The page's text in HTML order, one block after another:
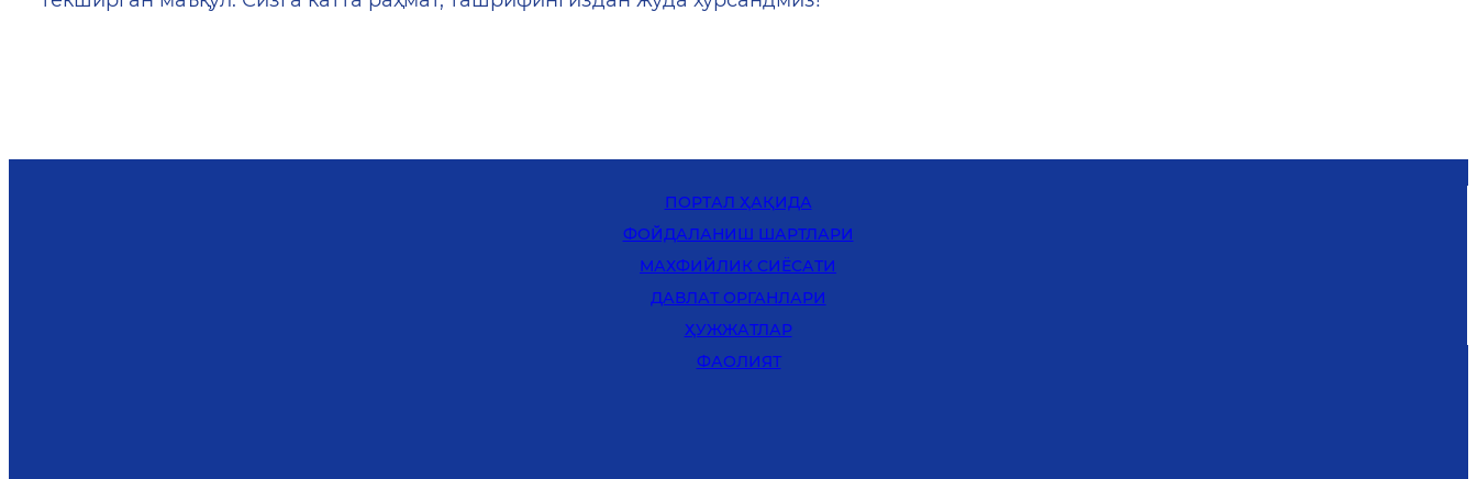
ПОРТАЛ ҲАҚИДА
ФОЙДАЛАНИШ ШАРТЛАРИ
MАХФИЙЛИК СИЁСАТИ
ДАВЛАТ ОРГАНЛАРИ
ҲУЖЖАТЛАР
ФАОЛИЯТ